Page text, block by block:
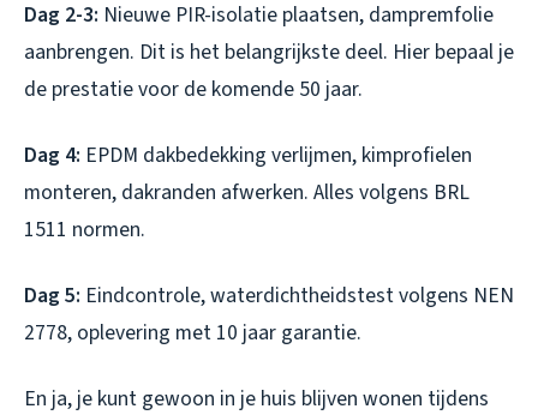
Dag 2-3: Nieuwe PIR-isolatie plaatsen, dampremfolie
aanbrengen. Dit is het belangrijkste deel. Hier bepaal je
de prestatie voor de komende 50 jaar.
Dag 4: EPDM dakbedekking verlijmen, kimprofielen
monteren, dakranden afwerken. Alles volgens BRL
1511 normen.
Dag 5: Eindcontrole, waterdichtheidstest volgens NEN
2778, oplevering met 10 jaar garantie.
En ja, je kunt gewoon in je huis blijven wonen tijdens